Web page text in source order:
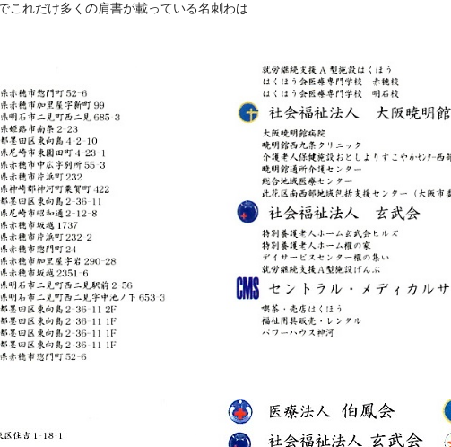
これだけ多くの肩書が載っている名刺わは